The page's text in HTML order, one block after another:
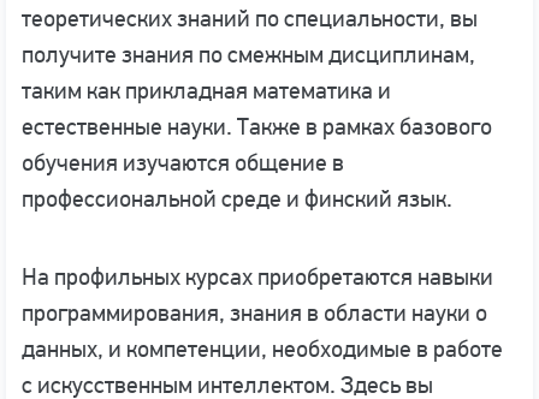
теоретических знаний по специальности, вы
получите знания по смежным дисциплинам,
таким как прикладная математика и
естественные науки. Также в рамках базового
обучения изучаются общение в
профессиональной среде и финский язык.
На профильных курсах приобретаются навыки
программирования, знания в области науки о
данных, и компетенции, необходимые в работе
с искусственным интеллектом. Здесь вы